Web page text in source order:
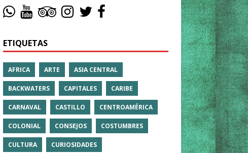
ETIQUETAS
AFRICA ARTE ASIA CENTRAL
BACKWATERS CAPITALES CARIBE
CARNAVAL CASTILLO CENTROAMÉRICA
COLONIAL CONSEJOS COSTUMBRES
CULTURA CURIOSIDADES